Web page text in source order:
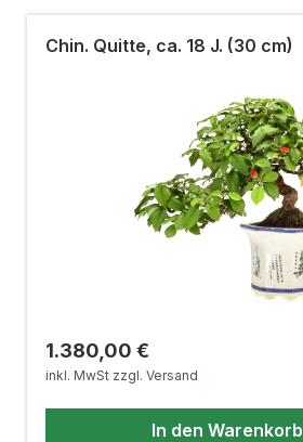
Chin. Quitte, ca. 18 J. (30 cm)
Regulärer Preis:
1.380,00 €
inkl. MwSt zzgl. Versand
In den Warenkorb